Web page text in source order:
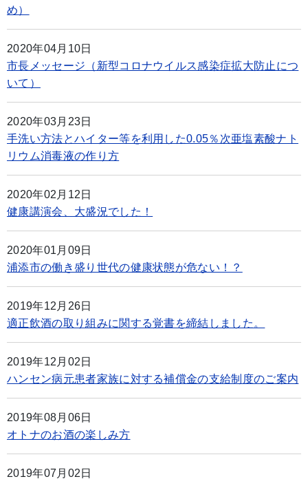
め）
2020年04月10日
市長メッセージ（新型コロナウイルス感染症拡大防止につ
いて）
2020年03月23日
手洗い方法とハイター等を利用した0.05％次亜塩素酸ナト
リウム消毒液の作り方
2020年02月12日
健康講演会、大盛況でした！
2020年01月09日
浦添市の働き盛り世代の健康状態が危ない！？
2019年12月26日
適正飲酒の取り組みに関する覚書を締結しました。
2019年12月02日
ハンセン病元患者家族に対する補償金の支給制度のご案内
2019年08月06日
オトナのお酒の楽しみ方
2019年07月02日